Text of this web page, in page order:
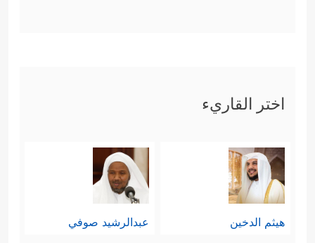
اختر القاريء
هيثم الدخين عبدالرشيد صوفي